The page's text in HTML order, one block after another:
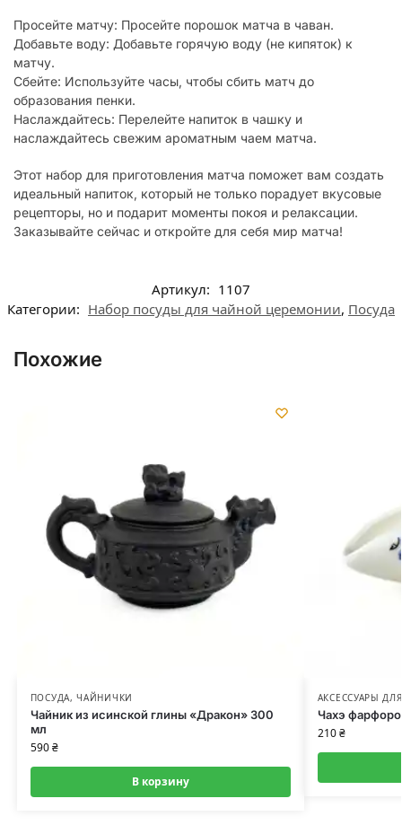
Просейте матчу: Просейте порошок матча в чаван.
Добавьте воду: Добавьте горячую воду (не кипяток) к
матчу.
Сбейте: Используйте часы, чтобы сбить матч до
образования пенки.
Наслаждайтесь: Перелейте напиток в чашку и
наслаждайтесь свежим ароматным чаем матча.
Этот набор для приготовления матча поможет вам создать
идеальный напиток, который не только порадует вкусовые
рецепторы, но и подарит моменты покоя и релаксации.
Заказывайте сейчас и откройте для себя мир матча!
Артикул: 1107
Категории: Набор посуды для чайной церемонии, Посуда
Похожие
ПОСУДА,ЧАЙНИЧКИ
Чайник из исинской глины «Дракон» 300
мл
590₴
В корзину
АКСЕССУАРЫ
Чахэ
210₴